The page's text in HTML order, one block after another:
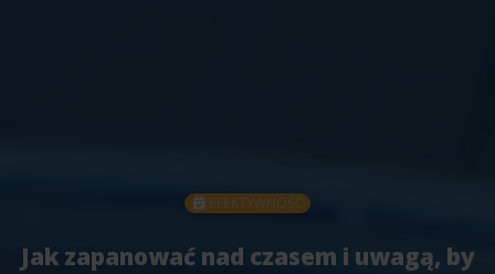
EFEKTYWNOŚĆ
Jak zapanować nad czasem i uwagą, by